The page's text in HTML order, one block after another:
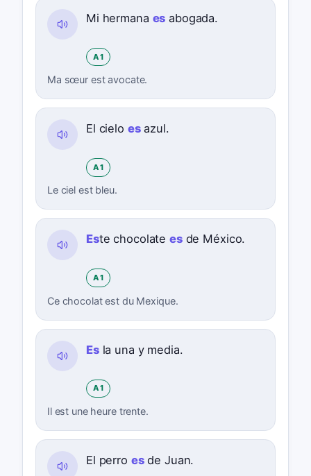
Mi hermana es abogada.
A1
Ma sœur est avocate.
El cielo esazul.
A1
Le ciel est bleu.
Este chocolate esde México.
A1
Ce chocolat est du Mexique.
Esla una y media.
A1
Il est une heure trente.
El perro esde Juan.